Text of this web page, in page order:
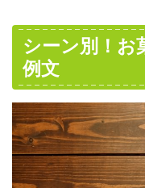
シーン別！お
例文